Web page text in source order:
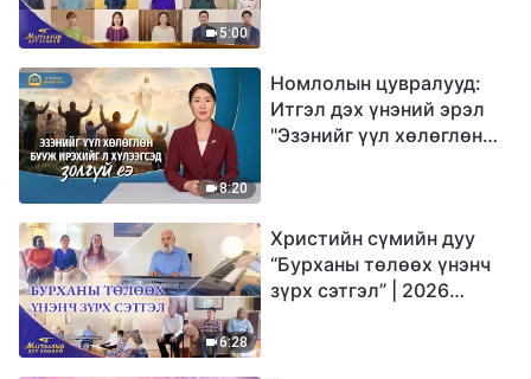
5:00
8:20
Номлолын цувралууд:
Итгэл дэх үнэний эрэл
"Эзэнийг үүл хөлөглөн
6:28
Христийн сүмийн дуу
“Бурханы төлөөх үнэнч
зүрх сэтгэл” | 2026